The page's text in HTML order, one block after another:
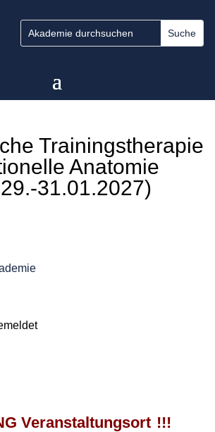
Trainingstherapie
Anatomie
31.01.2027)
Veranstaltungsort !!!